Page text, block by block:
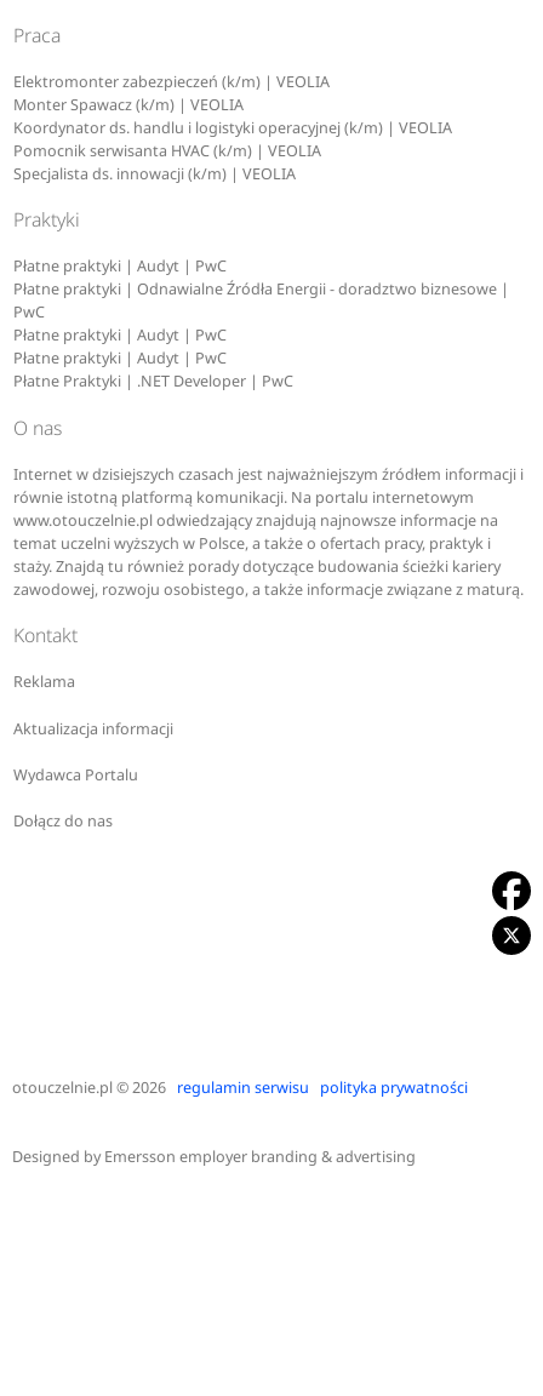
Praca
Elektromonter zabezpieczeń (k/m) | VEOLIA
Monter Spawacz (k/m) | VEOLIA
Koordynator ds. handlu i logistyki operacyjnej (k/m) | VEOLIA
Pomocnik serwisanta HVAC (k/m) | VEOLIA
Specjalista ds. innowacji (k/m) | VEOLIA
Praktyki
Płatne praktyki | Audyt | PwC
Płatne praktyki | Odnawialne Źródła Energii - doradztwo biznesowe |
PwC
Płatne praktyki | Audyt | PwC
Płatne praktyki | Audyt | PwC
Płatne Praktyki | .NET Developer | PwC
O nas
Internet w dzisiejszych czasach jest najważniejszym źródłem informacji i
równie istotną platformą komunikacji. Na portalu internetowym
www.otouczelnie.pl odwiedzający znajdują najnowsze informacje na
temat uczelni wyższych w Polsce, a także o ofertach pracy, praktyk i
staży. Znajdą tu również porady dotyczące budowania ścieżki kariery
zawodowej, rozwoju osobistego, a także informacje związane z maturą.
Kontakt
Reklama
Aktualizacja informacji
Wydawca Portalu
Dołącz do nas
otouczelnie.pl© 2026 regulamin serwisu polityka prywatności
Designed byEmersson employer branding & advertising